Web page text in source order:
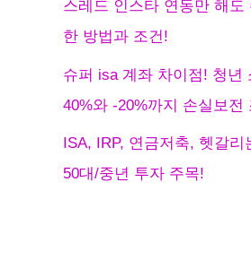
스레드 인스타 연동만 해도
한 방법과 조건!
슈퍼 isa 계좌 차이점! 청년
40%와 -20%까지 손실보전
ISA, IRP, 연금저축, 헷갈
50대/중년 투자 주목!